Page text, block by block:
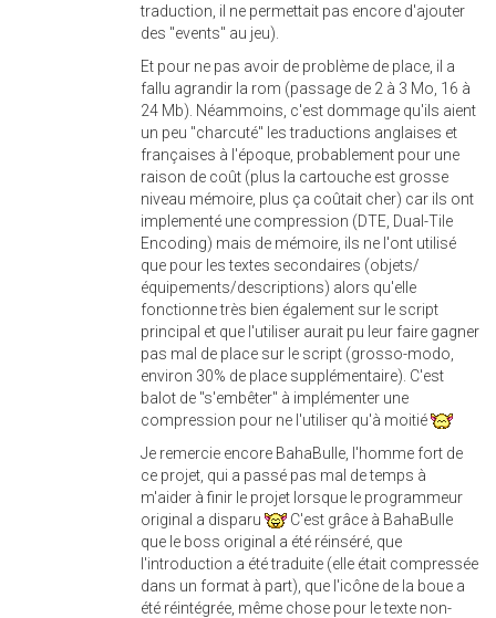
traduction, il ne permettait pas encore d'ajouter
des "events" au jeu).
Et pour ne pas avoir de problème de place, il a
fallu agrandir la rom (passage de 2 à 3 Mo, 16 à
24 Mb). Néammoins, c'est dommage qu'ils aient
un peu "charcuté" les traductions anglaises et
françaises à l'époque, probablement pour une
raison de coût (plus la cartouche est grosse
niveau mémoire, plus ça coûtait cher) car ils ont
implementé une compression (DTE, Dual-Tile
Encoding) mais de mémoire, ils ne l'ont utilisé
que pour les textes secondaires (objets/
équipements/descriptions) alors qu'elle
fonctionne très bien également sur le script
principal et que l'utiliser aurait pu leur faire gagner
pas mal de place sur le script (grosso-modo,
environ 30% de place supplémentaire). C'est
balot de "s'embêter" à implémenter une
compression pour ne l'utiliser qu'à moitié
Je remercie encore BahaBulle, l'homme fort de
ce projet, qui a passé pas mal de temps à
m'aider à finir le projet lorsque le programmeur
original a disparu
C'est grâce à BahaBulle
que le boss original a été réinséré, que
l'introduction a été traduite (elle était compressée
dans un format à part), que l'icône de la boue a
été réintégrée, même chose pour le texte non-